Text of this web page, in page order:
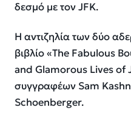
δεσμό με τον JFK.
Η αντιζηλία των δύο
βιβλίο «The Fabulous
and Glamorous Lives of
συγγραφέων Sam
Schoenberger.